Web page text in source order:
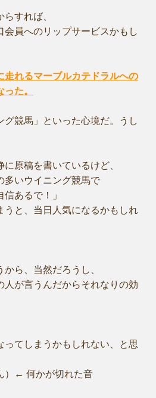
すれば、
会員へのリップサービスかもし
走れるマーブルカテドラルへの
た。
グ競馬」といった心境だ。うし
原稿を書いているけど、
多いウイニング競馬で
信あるで！」
うと、当日人気になるかもしれ
ら、当然だろうし、
人が言うんだからそれなりの効
ってしまうかもしれない、と思
）← 何かが切れた音